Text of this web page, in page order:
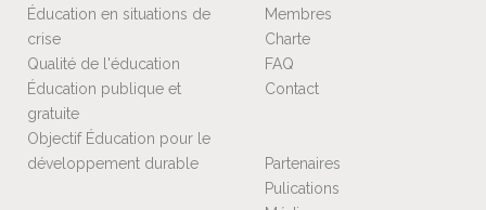
Éducation en situations de
crise
Qualité de l'éducation
Éducation publique et
gratuite
Objectif Éducation pour le
développement durable
Membres
Charte
FAQ
Contact
Partenaires
Pulications